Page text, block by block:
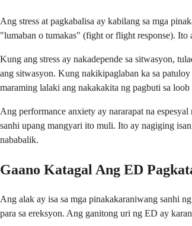
Ang stress at pagkabalisa ay kabilang sa mga
"lumaban o tumakas" (fight or flight response). Ito
Kung ang stress ay nakadepende sa sitwasyon,
ang sitwasyon. Kung nakikipaglaban ka sa
maraming lalaki ang nakakakita ng pagbuti sa
Ang performance anxiety ay nararapat na
sanhi upang mangyari ito muli. Ito ay nagiging
nababalik.
Gaano Katagal Ang ED
Ang alak ay isa sa mga pinakakaraniwang sanhi
para sa ereksyon. Ang ganitong uri ng ED ay